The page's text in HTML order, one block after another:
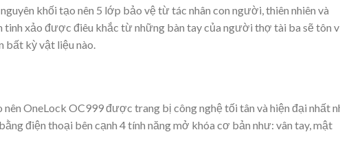
khối tạo nên 5 lớp bảo vệ từ tác nhân con người, thiên nhiên và
tinh xảo được điêu khắc từ những bàn tay của người thợ tài ba sẽ tôn
bất kỳ vật liệu nào.
nên OneLock OC999 được trang bị công nghệ tối tân và hiện đại nhất
điện thoại bên cạnh 4 tính năng mở khóa cơ bản như: vân tay, mật